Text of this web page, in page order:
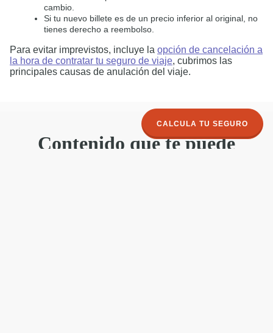
cambio.
Si tu nuevo billete es de un precio inferior al original, no
tienes derecho a reembolso.
Para evitar imprevistos, incluye la opción de cancelación a
la hora de contratar tu seguro de viaje, cubrimos las
principales causas de anulación del viaje.
CALCULA TU SEGURO
Contenido que te puede